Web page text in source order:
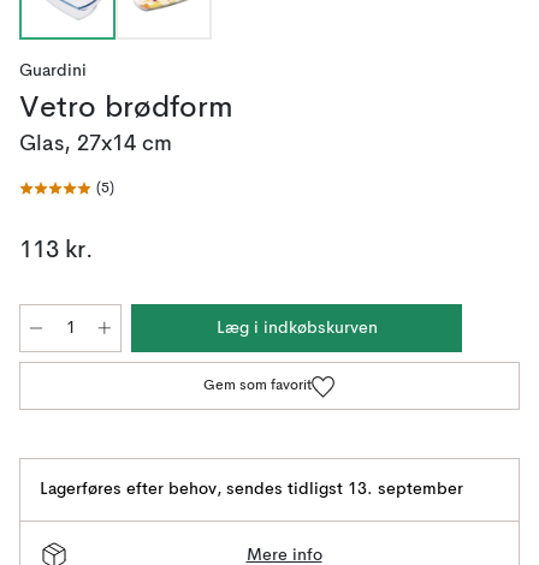
Guardini
Vetro brødform
Glas, 27x14 cm
(5)
113 kr.
Læg i indkøbskurven
Gem som favorit
Lagerføres efter behov, sendes tidligst 13. september
Mere info